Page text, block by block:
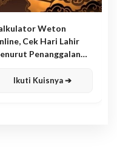
Weton
Cek Hari Lahir
Penanggalan
Ikuti Kuisnya ➔